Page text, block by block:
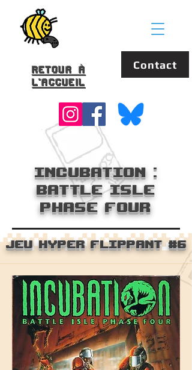
Contact
Retour à
l'accueil
Incubation :
Battle Isle
Phase Four
Jeu hyper FlipPant #6